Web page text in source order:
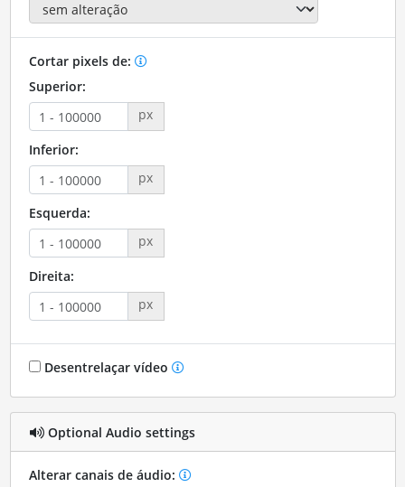
Cortar pixels de:
Superior:
px
Inferior:
px
Esquerda:
px
Direita:
px
Desentrelaçar vídeo
Optional Audio settings
Alterar canais de áudio: